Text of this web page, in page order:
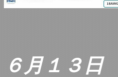
６月１３日